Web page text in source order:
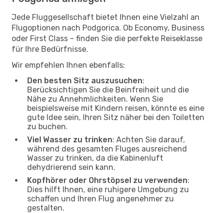
Jede Fluggesellschaft bietet Ihnen eine Vielzahl an
Flugoptionen nach Podgorica. Ob Economy, Business
oder First Class – finden Sie die perfekte Reiseklasse
für Ihre Bedürfnisse.
Wir empfehlen Ihnen ebenfalls:
Den besten Sitz auszusuchen:
Berücksichtigen Sie die Beinfreiheit und die
Nähe zu Annehmlichkeiten. Wenn Sie
beispielsweise mit Kindern reisen, könnte es eine
gute Idee sein, Ihren Sitz näher bei den Toiletten
zu buchen.
Viel Wasser zu trinken: Achten Sie darauf,
während des gesamten Fluges ausreichend
Wasser zu trinken, da die Kabinenluft
dehydrierend sein kann.
Kopfhörer oder Ohrstöpsel zu verwenden:
Dies hilft Ihnen, eine ruhigere Umgebung zu
schaffen und Ihren Flug angenehmer zu
gestalten.